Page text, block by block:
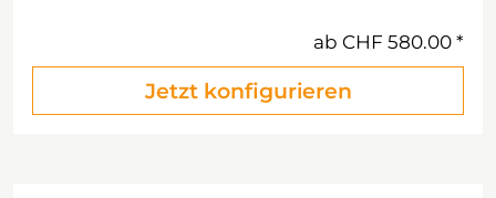
ab CHF 580.00
Jetzt konfigurieren